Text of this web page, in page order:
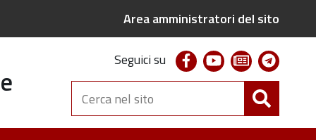
Area amministratori del sito
Seguici su facebookyoutubenewsletter
Cerca
nel
sito